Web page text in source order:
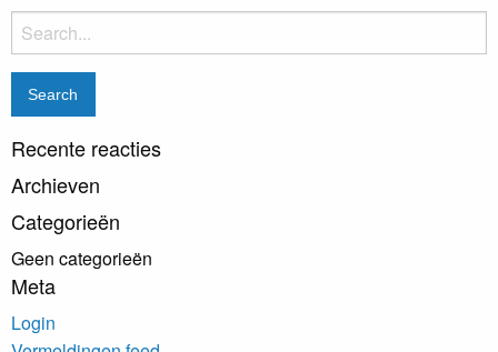
Search
for:
Recente reacties
Archieven
Categorieën
Geen categorieën
Meta
Login